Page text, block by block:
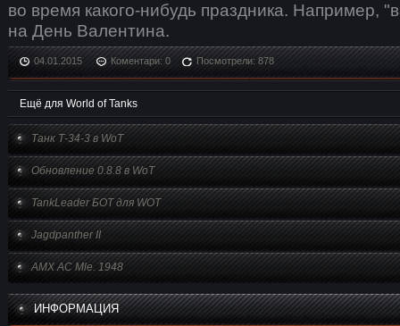
во время какого-нибудь праздника. Например,
на День Валентина.
04.01.2015 Коментари: 0 Посмотрели: 878
Ещё для World of Tanks
Танк Т-34-3 в WoT
Обновление 0.8.8 в WoT
TankLeader БОТ для WOT
Jagdpanther II
AMX AC Mle. 1948
ИНФОРМАЦИЯ